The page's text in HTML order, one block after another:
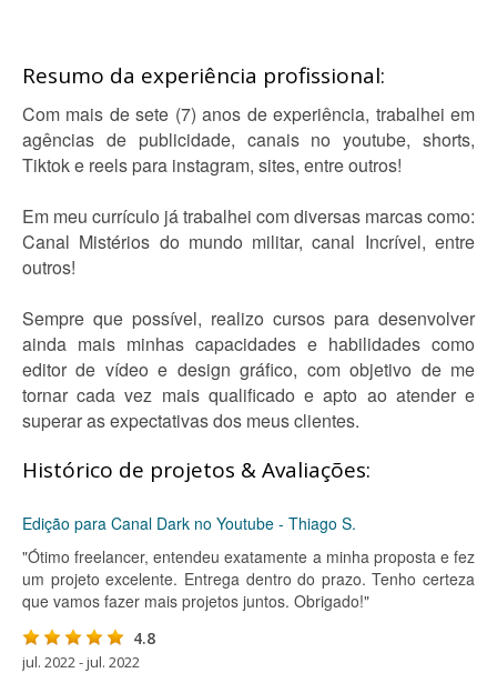
Resumo da experiência profissional:
Com mais de sete (7) anos de experiência, trabalhei em
agências de publicidade, canais no youtube, shorts,
Tiktok e reels para instagram, sites, entre outros!
Em meu currículo já trabalhei com diversas marcas como:
Canal Mistérios do mundo militar, canal Incrível, entre
outros!
Sempre que possível, realizo cursos para desenvolver
ainda mais minhas capacidades e habilidades como
editor de vídeo e design gráfico, com objetivo de me
tornar cada vez mais qualificado e apto ao atender e
superar as expectativas dos meus clientes.
Histórico de projetos & Avaliações:
Edição para Canal Dark no Youtube - Thiago S.
"Ótimo freelancer, entendeu exatamente a minha proposta e fez
um projeto excelente. Entrega dentro do prazo. Tenho certeza
que vamos fazer mais projetos juntos. Obrigado!"
4.8
jul. 2022 - jul. 2022